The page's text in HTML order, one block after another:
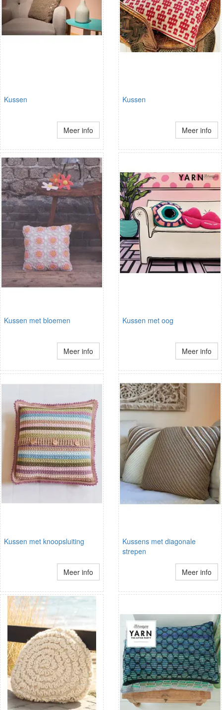
Kussen
Meer info
Kussen
Meer info
Kussen met bloemen
Meer info
Kussen met oog
Meer info
Kussen met knoopsluiting
Meer info
Kussens met diagonale
strepen
Meer info